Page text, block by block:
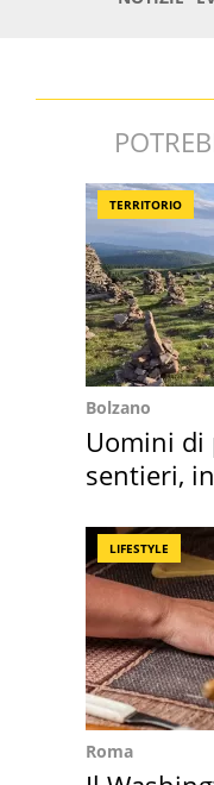
TERRITORIO
Bolzano
Uomini di
sentieri,
LIFESTYLE
Roma